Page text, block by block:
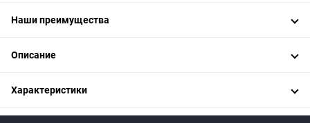
Наши преимущества
Описание
Характеристики